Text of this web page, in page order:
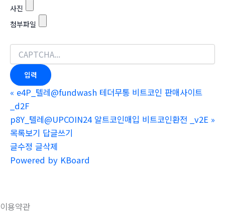
사진
첨부파일
« e4P_텔레@fundwash 테더무통 비트코인 판매사이트
_d2F
p8Y_텔레@UPCOIN24 알트코인매입 비트코인환전 _v2E »
목록보기 답글쓰기
글수정 글삭제
Powered by KBoard
이용약관